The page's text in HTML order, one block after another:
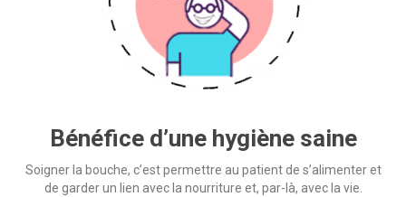
Bénéfice d’une hygiène saine
Soigner la bouche, c’est permettre au patient de s’alimenter et
de garder un lien avec la nourriture et, par-là, avec la vie.